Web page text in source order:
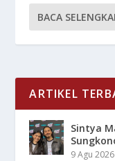
BACA
ARTIKEL
Sintya
9 Agu 2026